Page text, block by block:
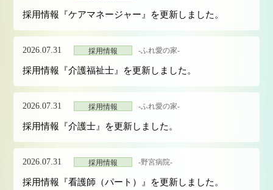
採用情報『ケアマネージャー』を更新しました。
2026.07.31 採用情報 -ふれ愛の家-
採用情報『介護福祉士』を更新しました。
2026.07.31 採用情報 -ふれ愛の家-
採用情報『介護士』を更新しました。
2026.07.31 採用情報 -野宮病院-
採用情報『看護師（パート）』を更新しました。